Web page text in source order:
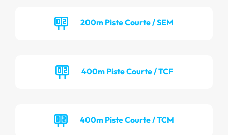
200m Piste Courte / SEM
400m Piste Courte / TCF
400m Piste Courte / TCM